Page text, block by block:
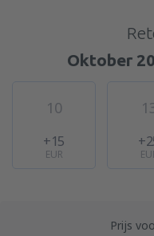
Oktober
10
+15
EUR
Prijs